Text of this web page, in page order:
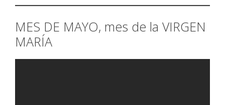
MES DE MAYO, mes de la VIRGEN
MARÍA